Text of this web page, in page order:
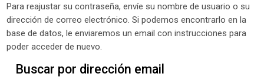
Para reajustar su contraseña, envíe su nombre de usuario o su
dirección de correo electrónico. Si podemos encontrarlo en la
base de datos, le enviaremos un email con instrucciones para
poder acceder de nuevo.
Buscar por dirección email
Buscar por dirección email